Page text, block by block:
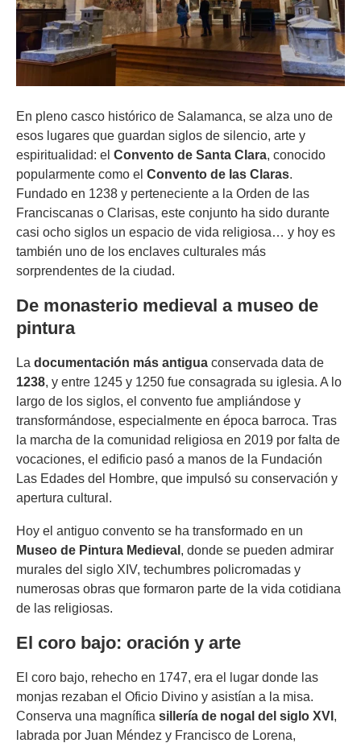
En pleno casco histórico de Salamanca, se alza uno de
esos lugares que guardan siglos de silencio, arte y
espiritualidad: el Convento de Santa Clara, conocido
popularmente como el Convento de las Claras.
Fundado en 1238 y perteneciente a la Orden de las
Franciscanas o Clarisas, este conjunto ha sido durante
casi ocho siglos un espacio de vida religiosa… y hoy es
también uno de los enclaves culturales más
sorprendentes de la ciudad.
De monasterio medieval a museo de
pintura
La documentación más antigua conservada data de
1238, y entre 1245 y 1250 fue consagrada su iglesia. A lo
largo de los siglos, el convento fue ampliándose y
transformándose, especialmente en época barroca. Tras
la marcha de la comunidad religiosa en 2019 por falta de
vocaciones, el edificio pasó a manos de la Fundación
Las Edades del Hombre, que impulsó su conservación y
apertura cultural.
Hoy el antiguo convento se ha transformado en un
Museo de Pintura Medieval , donde se pueden admirar
murales del siglo XIV, techumbres policromadas y
numerosas obras que formaron parte de la vida cotidiana
de las religiosas.
El coro bajo: oración y arte
El coro bajo, rehecho en 1747, era el lugar donde las
monjas rezaban el Oficio Divino y asistían a la misa.
Conserva una magnífica sillería de nogal del siglo XVI ,
labrada por Juan Méndez y Francisco de Lorena,